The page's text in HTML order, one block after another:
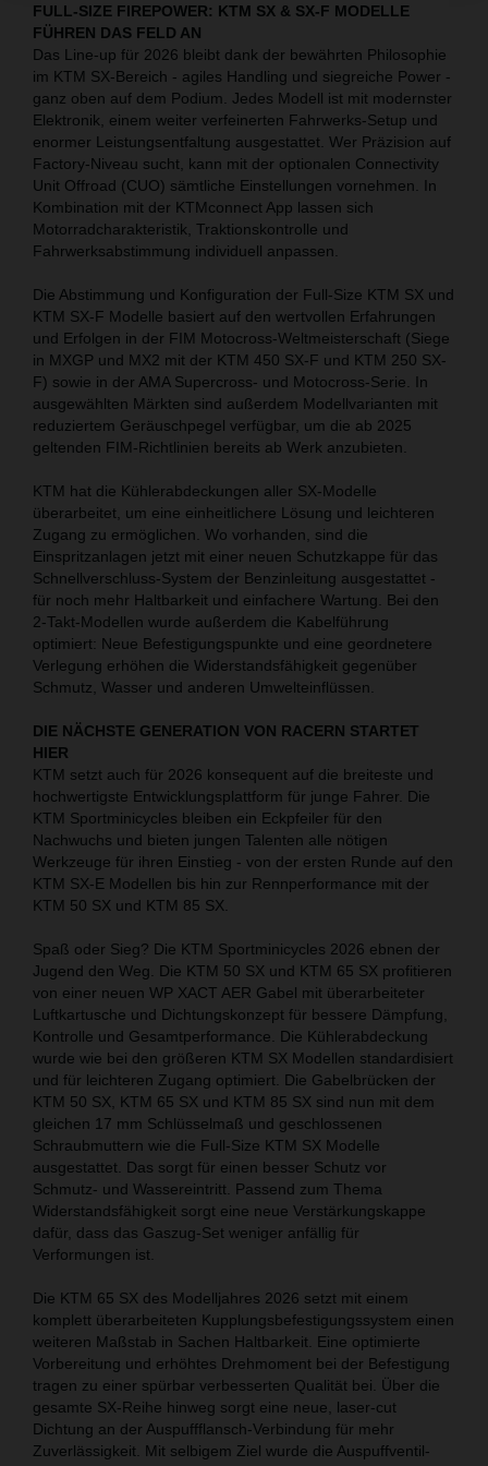
FULL-SIZE FIREPOWER: KTM SX & SX-F MODELLE
FÜHREN DAS FELD AN
Das Line-up für 2026 bleibt dank der bewährten Philosophie
im KTM SX-Bereich - agiles Handling und siegreiche Power -
ganz oben auf dem Podium. Jedes Modell ist mit modernster
Elektronik, einem weiter verfeinerten Fahrwerks-Setup und
enormer Leistungsentfaltung ausgestattet. Wer Präzision auf
Factory-Niveau sucht, kann mit der optionalen Connectivity
Unit Offroad (CUO) sämtliche Einstellungen vornehmen. In
Kombination mit der KTMconnect App lassen sich
Motorradcharakteristik, Traktionskontrolle und
Fahrwerksabstimmung individuell anpassen.
Die Abstimmung und Konfiguration der Full-Size KTM SX und
KTM SX-F Modelle basiert auf den wertvollen Erfahrungen
und Erfolgen in der FIM Motocross-Weltmeisterschaft (Siege
in MXGP und MX2 mit der KTM 450 SX-F und KTM 250 SX-
F) sowie in der AMA Supercross- und Motocross-Serie. In
ausgewählten Märkten sind außerdem Modellvarianten mit
reduziertem Geräuschpegel verfügbar, um die ab 2025
geltenden FIM-Richtlinien bereits ab Werk anzubieten.
KTM hat die Kühlerabdeckungen aller SX-Modelle
überarbeitet, um eine einheitlichere Lösung und leichteren
Zugang zu ermöglichen. Wo vorhanden, sind die
Einspritzanlagen jetzt mit einer neuen Schutzkappe für das
Schnellverschluss-System der Benzinleitung ausgestattet -
für noch mehr Haltbarkeit und einfachere Wartung. Bei den
2-Takt-Modellen wurde außerdem die Kabelführung
optimiert: Neue Befestigungspunkte und eine geordnetere
Verlegung erhöhen die Widerstandsfähigkeit gegenüber
Schmutz, Wasser und anderen Umwelteinflüssen.
DIE NÄCHSTE GENERATION VON RACERN STARTET
HIER
KTM setzt auch für 2026 konsequent auf die breiteste und
hochwertigste Entwicklungsplattform für junge Fahrer. Die
KTM Sportminicycles bleiben ein Eckpfeiler für den
Nachwuchs und bieten jungen Talenten alle nötigen
Werkzeuge für ihren Einstieg - von der ersten Runde auf den
KTM SX-E Modellen bis hin zur Rennperformance mit der
KTM 50 SX und KTM 85 SX.
Spaß oder Sieg? Die KTM Sportminicycles 2026 ebnen der
Jugend den Weg. Die KTM 50 SX und KTM 65 SX profitieren
von einer neuen WP XACT AER Gabel mit überarbeiteter
Luftkartusche und Dichtungskonzept für bessere Dämpfung,
Kontrolle und Gesamtperformance. Die Kühlerabdeckung
wurde wie bei den größeren KTM SX Modellen standardisiert
und für leichteren Zugang optimiert. Die Gabelbrücken der
KTM 50 SX, KTM 65 SX und KTM 85 SX sind nun mit dem
gleichen 17 mm Schlüsselmaß und geschlossenen
Schraubmuttern wie die Full-Size KTM SX Modelle
ausgestattet. Das sorgt für einen besser Schutz vor
Schmutz- und Wassereintritt. Passend zum Thema
Widerstandsfähigkeit sorgt eine neue Verstärkungskappe
dafür, dass das Gaszug-Set weniger anfällig für
Verformungen ist.
Die KTM 65 SX des Modelljahres 2026 setzt mit einem
komplett überarbeiteten Kupplungsbefestigungssystem einen
weiteren Maßstab in Sachen Haltbarkeit. Eine optimierte
Vorbereitung und erhöhtes Drehmoment bei der Befestigung
tragen zu einer spürbar verbesserten Qualität bei. Über die
gesamte SX-Reihe hinweg sorgt eine neue, laser-cut
Dichtung an der Auspuffflansch-Verbindung für mehr
Zuverlässigkeit. Mit selbigem Ziel wurde die Auspuffventil-